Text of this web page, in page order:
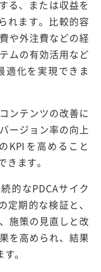
る、または収益を
れます。比較的容
や外注費などの経
ムの有効活用など
適化を実現できま
ンテンツの改善に
ージョン率の向上
KPIを高めること
ます。
的なPDCAサイク
期的な検証と、
施策の見直しと改
を高められ、結果
。